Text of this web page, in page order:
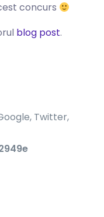
concurs
blog post.
Twitter,